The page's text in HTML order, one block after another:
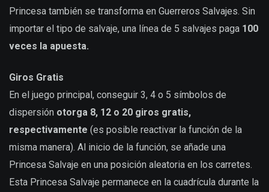
Princesa también se transforma en Guerreros Salvajes. Sin
importar el tipo de salvaje, una línea de 5 salvajes paga 100
veces la apuesta.
Giros Gratis
En el juego principal, conseguir 3, 4 o 5 símbolos de
dispersión otorga 8, 12 o 20 giros gratis,
respectivamente (es posible reactivar la función de la
misma manera). Al inicio de la función, se añade una
Princesa Salvaje en una posición aleatoria en los carretes.
Esta Princesa Salvaje permanece en la cuadrícula durante la